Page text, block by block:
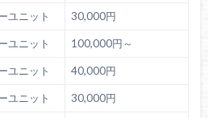
ユニット 30,000円
ユニット 100,000円～
ユニット 40,000円
ユニット 30,000円